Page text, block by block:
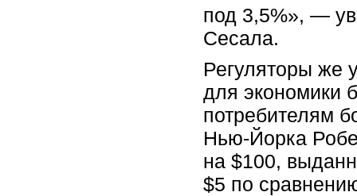
под 3,5%», —
Сесала.
Регуляторы же
для экономики
потребителям
Нью-Йорка
на $100,
$5 по